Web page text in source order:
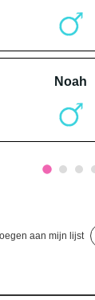
noah
aan mijn lijst